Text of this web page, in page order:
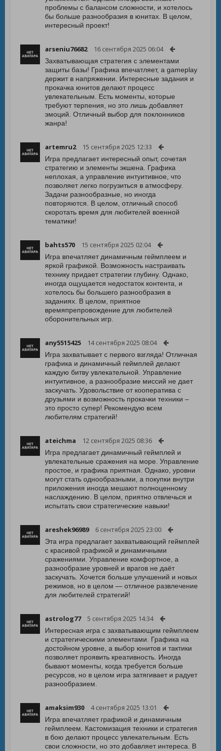
проблемы с балансом сложности, и хотелось
бы больше разнообразия в юнитах. В целом,
интересный проект!
arseniu76682 16 сентября 2025 06:04
Захватывающая стратегия с элементами
защиты базы! Графика впечатляет, а gameplay
держит в напряжении. Интересные задания и
прокачка юнитов делают процесс
увлекательным. Есть моменты, которые
требуют терпения, но это лишь добавляет
эмоций. Отличный выбор для поклонников
жанра!
artemru2 15 сентября 2025 12:33
Игра предлагает интересный опыт, сочетая
стратегию и элементы экшена. Графика
неплохая, а управление интуитивное, что
позволяет легко погрузиться в атмосферу.
Задачи разнообразные, но иногда
повторяются. В целом, отличный способ
скоротать время для любителей военной
тематики!
bahts570 15 сентября 2025 02:04
Игра впечатляет динамичным геймплеем и
яркой графикой. Возможность настраивать
технику придает стратегии глубину. Однако,
иногда ощущается недостаток контента, и
хотелось бы большего разнообразия в
заданиях. В целом, приятное
времяпрепровождение для любителей
оборонительных игр.
any5515425 14 сентября 2025 08:04
Игра захватывает с первого взгляда! Отличная
графика и динамичный геймплей делают
каждую битву увлекательной. Управление
интуитивное, а разнообразие миссий не дает
заскучать. Удовольствие от кооператива с
друзьями и возможность прокачки техники –
это просто супер! Рекомендую всем
любителям стратегий!
ateichma 12 сентября 2025 08:36
Игра предлагает динамичный геймплей и
увлекательные сражения на море. Управление
простое, и графика приятная. Однако, уровни
могут стать однообразными, а покупки внутри
приложения иногда мешают полноценному
наслаждению. В целом, приятно отвлечься и
испытать свои стратегические навыки!
areshek96989 6 сентября 2025 23:00
Эта игра предлагает захватывающий геймплей
с красивой графикой и динамичными
сражениями. Управление комфортное, а
разнообразие уровней и врагов не даёт
заскучать. Хочется больше улучшений и новых
режимов, но в целом — отличное развлечение
для любителей стратегий!
astrolog77 5 сентября 2025 14:34
Интересная игра с захватывающим геймплеем
и стратегическими элементами. Графика на
достойном уровне, а выбор юнитов и тактики
позволяет проявить креативность. Иногда
бывают моменты, когда требуется больше
ресурсов, но в целом игра затягивает и радует
разнообразием.
amaksim930 4 сентября 2025 13:01
Игра впечатляет графикой и динамичным
геймплеем. Кастомизация техники и стратегия
в бою делают процесс увлекательным. Есть
свои сложности, но это добавляет интереса. В